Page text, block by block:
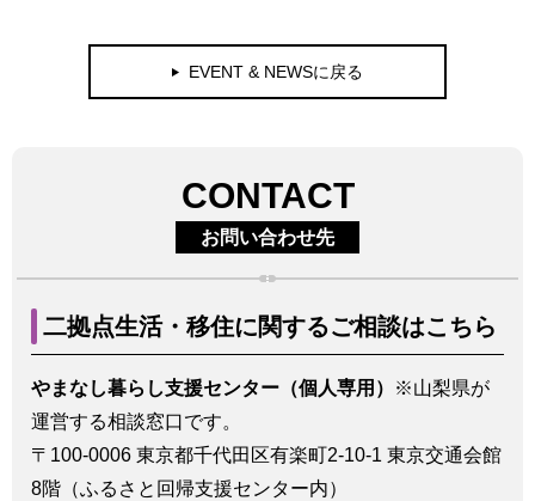
EVENT & NEWSに戻る
CONTACT
お問い合わせ先
二拠点生活・移住に関するご相談はこちら
やまなし暮らし支援センター（個人専用）
※山梨県が
運営する相談窓口です。
〒100-0006 東京都千代田区有楽町2-10-1 東京交通会館
8階（ふるさと回帰支援センター内）